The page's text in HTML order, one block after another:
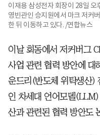
이재용 삼성전자 회장이 28일 오
영빈관인 승지원에서 마크 저커
한 뒤 이동하고 있다. /연합뉴스
이날 회동에서 저커버그
사업 관련 협력 방안에 대
운드리(반도체 위탁생산)
인 차세대 언어모델
산과 관련된 협력 방안도